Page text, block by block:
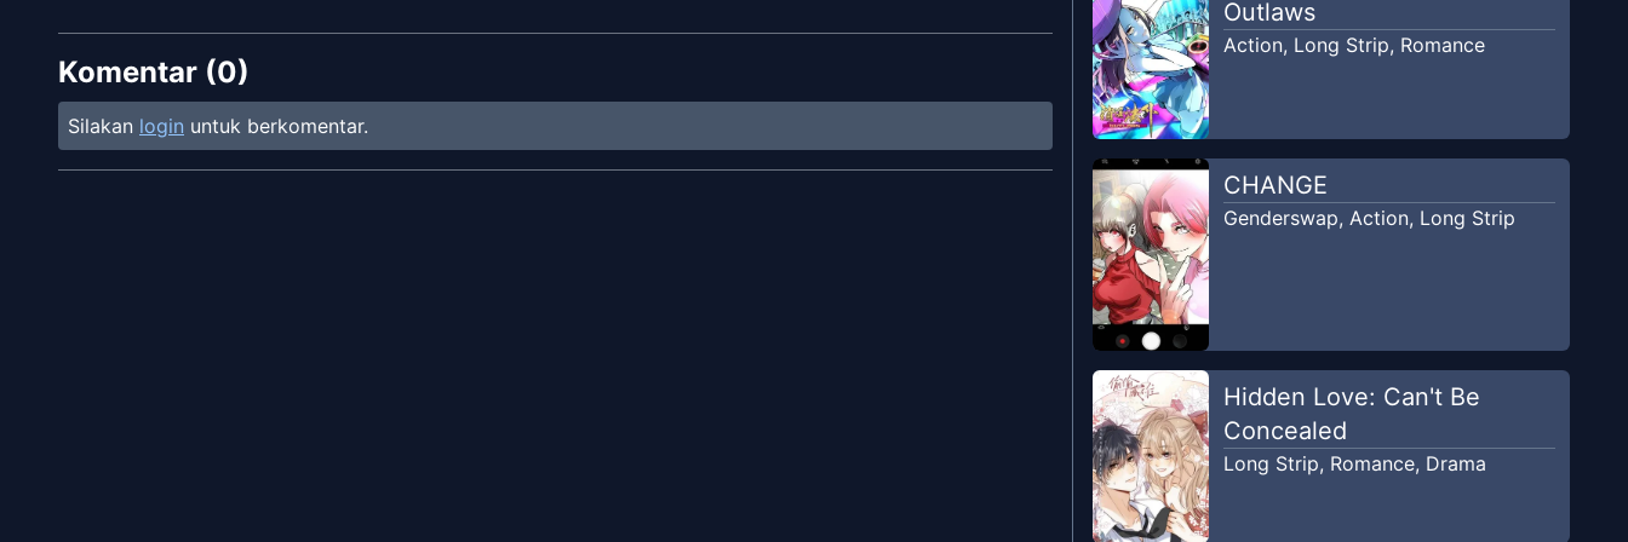
Komentar (0)
Silakan login untuk berkomentar.
Outlaws
Action, Long Strip, Romance
CHANGE
Genderswap, Action, Long Strip
Hidden Love: Can't Be
Concealed
Long Strip, Romance, Drama